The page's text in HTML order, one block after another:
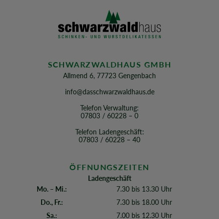
SCHWARZWALDHAUS GMBH
Allmend 6, 77723 Gengenbach
info@dasschwarzwaldhaus.de
Telefon Verwaltung:
07803 / 60228 – 0
Telefon Ladengeschäft:
07803 / 60228 – 40
ÖFFNUNGSZEITEN
Ladengeschäft
Mo. – Mi.:
7.30 bis 13.30 Uhr
Do., Fr.:
7.30 bis 18.00 Uhr
Sa.:
7.00 bis 12.30 Uhr